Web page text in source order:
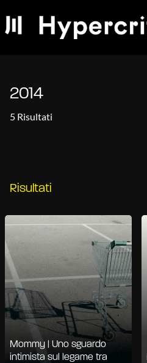
2014
5 Risultati
Risultati
Mommy | Uno sguardo
intimista sul legame tra